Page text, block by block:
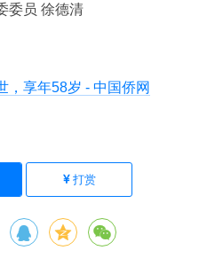
委员 徐德清
，享年58岁 - 中国侨网
打赏